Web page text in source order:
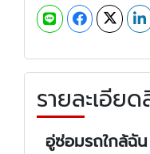
รายละเอีย
อู่ซ่อมรถใกล้ฉั